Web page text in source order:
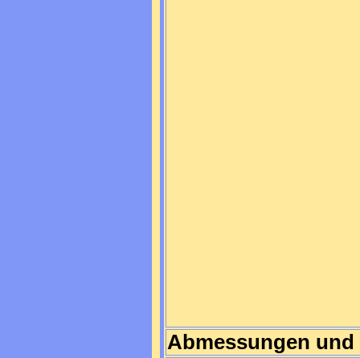
Abmessungen und